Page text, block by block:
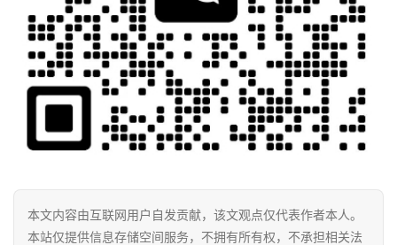
本文内容由互联网用户自发贡献，该文观点仅代表作者本人。
本站仅提供信息存储空间服务，不拥有所有权，不承担相关法